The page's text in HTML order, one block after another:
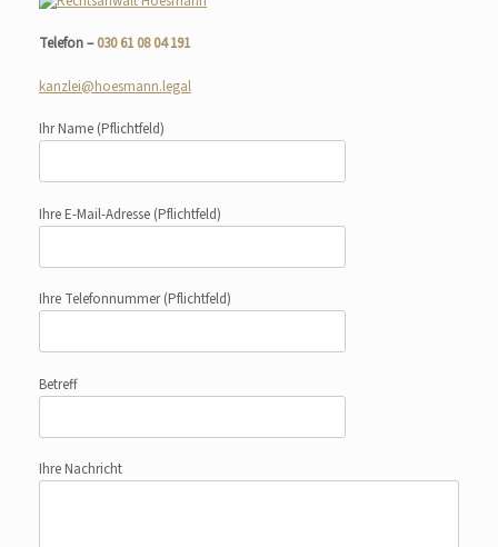
Telefon –030 61 08 04 191
kanzlei@hoesmann.legal
Ihr Name (Pflichtfeld)
Ihre E-Mail-Adresse (Pflichtfeld)
Ihre Telefonnummer(Pflichtfeld)
Betreff
Ihre Nachricht